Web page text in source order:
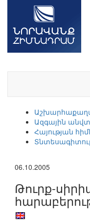
Ազգային
Հայության
06.10.2005
Թուրք-